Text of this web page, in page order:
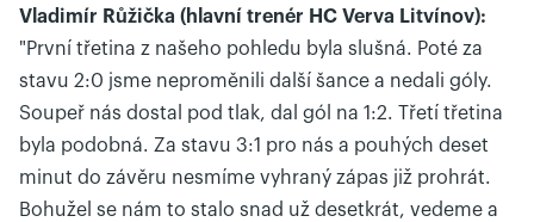
Vladimír Růžička (hlavní trenér HC Verva Litvínov):
"První třetina z našeho pohledu byla slušná. Poté za
stavu 2:0 jsme neproměnili další šance a nedali góly.
Soupeř nás dostal pod tlak, dal gól na 1:2. Třetí třetina
byla podobná. Za stavu 3:1 pro nás a pouhých deset
minut do závěru nesmíme vyhraný zápas již prohrát.
Bohužel se nám to stalo snad už desetkrát, vedeme a